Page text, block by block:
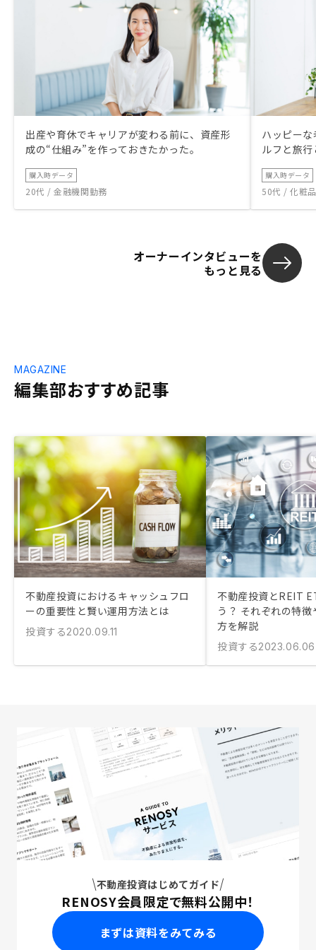
出産や育休でキャリアが変わる前に、資産形
成の“仕組み”を作っておきたかった。
購入時データ
20代 / 金融機関勤務
ハッピー
ルフと旅
購入時データ
50代 / 化粧
オーナーインタビューを
もっと見る
編集部おすすめ記事
MAGAZINE
不動産投資におけるキャッシュフロ
ーの重要性と賢い運用方法とは
投資する2020.09.11
不動産投資とREIT
う？ それぞれの特
方を解説
投資する2023.06.06
不動産投資はじめてガイド
RENOSY会員限定で無料公開中！
まずは資料をみてみる